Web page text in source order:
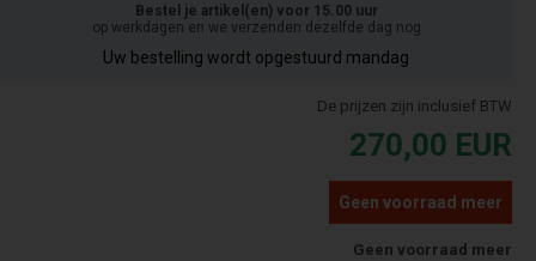
Bestel je artikel(en) voor 15.00 uur
op werkdagen en we verzenden dezelfde dag nog
Uw bestelling wordt opgestuurd mandag
De prijzen zijn inclusief BTW
270,00 EUR
Geen voorraad meer
Geen voorraad meer